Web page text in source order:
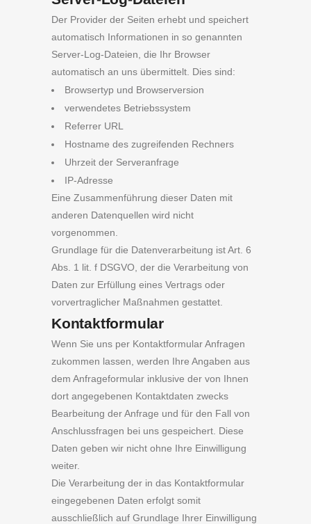
Der Provider der Seiten erhebt und speichert
automatisch Informationen in so genannten
Server-Log-Dateien, die Ihr Browser
automatisch an uns übermittelt. Dies sind:
Browsertyp und Browserversion
verwendetes Betriebssystem
Referrer URL
Hostname des zugreifenden Rechners
Uhrzeit der Serveranfrage
IP-Adresse
Eine Zusammenführung dieser Daten mit
anderen Datenquellen wird nicht
vorgenommen.
Grundlage für die Datenverarbeitung ist Art. 6
Abs. 1 lit. f DSGVO, der die Verarbeitung von
Daten zur Erfüllung eines Vertrags oder
vorvertraglicher Maßnahmen gestattet.
Kontaktformular
Wenn Sie uns per Kontaktformular Anfragen
zukommen lassen, werden Ihre Angaben aus
dem Anfrageformular inklusive der von Ihnen
dort angegebenen Kontaktdaten zwecks
Bearbeitung der Anfrage und für den Fall von
Anschlussfragen bei uns gespeichert. Diese
Daten geben wir nicht ohne Ihre Einwilligung
weiter.
Die Verarbeitung der in das Kontaktformular
eingegebenen Daten erfolgt somit
ausschließlich auf Grundlage Ihrer Einwilligung